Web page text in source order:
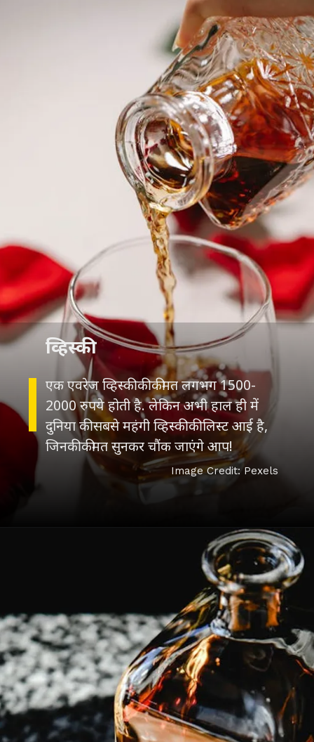
एक एवरेज व्हिस्की की कीमत लगभग 1500-
2000 रुपये होती है. लेकिन अभी हाल ही में
दुनिया की सबसे महंगी व्हिस्की की लिस्ट आई है,
जिनकी कीमत सुनकर चौंक जाएंगे आप!
व्हिस्की
Image Credit: Pexels